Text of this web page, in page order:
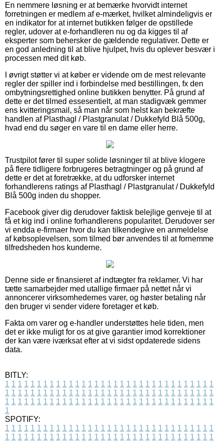
En nemmere løsning er at bemærke hvorvidt internet
forretningen er medlem af e-mærket, hvilket almindeligvis er
en indikator for at internet butikken følger de opstillede
regler, udover at e-forhandleren nu og da kigges til af
eksperter som behersker de gældende regulativer. Dette er
en god anledning til at blive hjulpet, hvis du oplever besvær i
processen med dit køb.
I øvrigt støtter vi at køber er vidende om de mest relevante
regler der spiller ind i forbindelse med bestillingen, fx den
ombytningsrettighed online butikken benytter. På grund af
dette er det tilmed essesentielt, at man stadigvæk gemmer
ens kvitteringsmail, så man når som helst kan bekræfte
handlen af Plasthagl / Plastgranulat / Dukkefyld Blå 500g,
hvad end du søger en vare til en dame eller herre.
Trustpilot fører til super solide løsninger til at blive klogere
på flere tidligere forbrugeres betragtninger og på grund af
dette er det at foretrække, at du udforsker internet
forhandlerens ratings af Plasthagl / Plastgranulat / Dukkefyld
Blå 500g inden du shopper.
Facebook giver dig derudover faktisk belejlige genveje til at
få et kig ind i online forhandlerens popularitet. Derudover ser
vi endda e-firmaer hvor du kan tilkendegive en anmeldelse
af købsoplevelsen, som tilmed bør anvendes til at fornemme
tilfredsheden hos kunderne.
Denne side er finansieret af indtægter fra reklamer. Vi har
tætte samarbejder med utallige firmaer på nettet når vi
annoncerer virksomhedernes varer, og høster betaling når
den bruger vi sender videre foretager et køb.
Fakta om varer og e-handler understøttes hele tiden, men
det er ikke muligt for os at give garantier imod korrektioner
der kan være iværksat efter at vi sidst opdaterede sidens
data.
BITLY:
1 1 1 1 1 1 1 1 1 1 1 1 1 1 1 1 1 1 1 1 1 1 1 1 1 1 1 1 1 1 1 1 1
1 1 1 1 1 1 1 1 1 1 1 1 1 1 1 1 1 1 1 1 1 1 1 1 1 1 1 1 1 1 1 1 1
1 1 1 1 1 1 1 1 1 1 1 1 1 1 1 1 1 1 1 1 1 1 1 1 1 1 1 1 1 1 1 1 1
1
SPOTIFY:
1 1 1 1 1 1 1 1 1 1 1 1 1 1 1 1 1 1 1 1 1 1 1 1 1 1 1 1 1 1 1 1 1
1 1 1 1 1 1 1 1 1 1 1 1 1 1 1 1 1 1 1 1 1 1 1 1 1 1 1 1 1 1 1 1 1